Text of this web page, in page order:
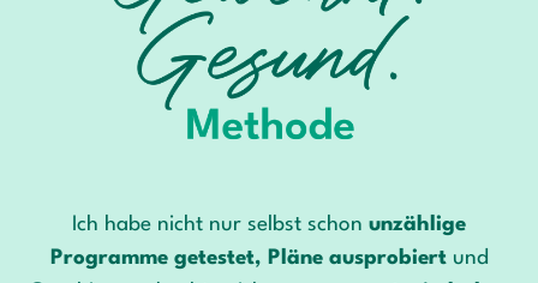
Ich habe nicht nur selbst schon unzählige
Programme getestet, Pläne ausprobiertund